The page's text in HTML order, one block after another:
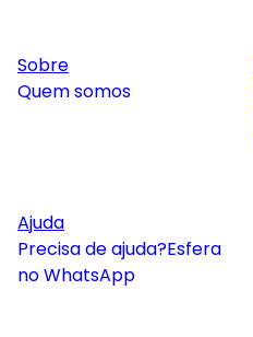
Sobre
Quem somos
Ajuda
Precisa de ajuda?Esfera
no WhatsApp